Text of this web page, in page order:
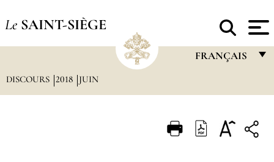
Le SAINT-SIÈGE
FRANÇAIS
ITALIANO
DISCOURS 2018 JUIN